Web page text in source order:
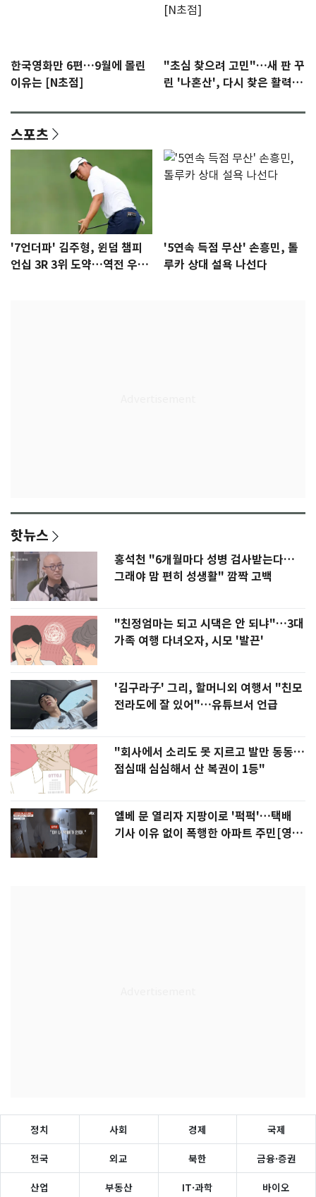
한국영화만 6편…9월에 몰린
이유는 [N초점]
"초심 찾으려 고민"…새 판 꾸
린 '나혼산', 다시 찾은 활력
스포츠
'7언더파' 김주형, 윈덤 챔피
언십 3R 3위 도약…역전 우승
'5연속 득점 무산' 손흥민, 톨
루카 상대 설욕 나선다
핫뉴스
홍석천 "6개월마다 성병 검사받는다…
그래야 맘 편히 성생활" 깜짝 고백
"친정엄마는 되고 시댁은 안 되냐"…3대
가족 여행 다녀오자, 시모 '발끈'
'김구라子' 그리, 할머니외 여행서 "친모
전라도에 잘 있어"…유튜브서 언급
"회사에서 소리도 못 지르고 발만 동동…
점심때 심심해서 산 복권이 1등"
엘베 문 열리자 지팡이로 '퍽퍽'…택배
기사 이유 없이 폭행한 아파트 주민[영
정치 사회 경제 국제
전국 외교 북한 금융·증권
산업 부동산 IT·과학 바이오